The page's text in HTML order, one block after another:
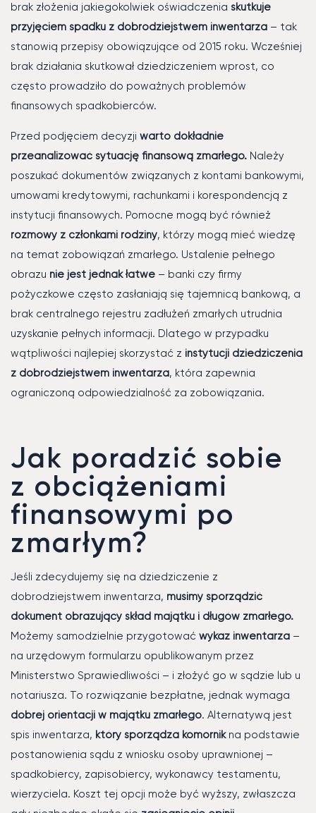
brak złożenia jakiegokolwiek oświadczenia skutkuje
przyjęciem spadku z dobrodziejstwem inwentarza – tak
stanowią przepisy obowiązujące od 2015 roku. Wcześniej
brak działania skutkował dziedziczeniem wprost, co
często prowadziło do poważnych problemów
finansowych spadkobierców.
Przed podjęciem decyzji warto dokładnie
przeanalizować sytuację finansową zmarłego. Należy
poszukać dokumentów związanych z kontami bankowymi,
umowami kredytowymi, rachunkami i korespondencją z
instytucji finansowych. Pomocne mogą być również
rozmowy z członkami rodziny, którzy mogą mieć wiedzę
na temat zobowiązań zmarłego. Ustalenie pełnego
obrazu nie jest jednak łatwe – banki czy firmy
pożyczkowe często zasłaniają się tajemnicą bankową, a
brak centralnego rejestru zadłużeń zmarłych utrudnia
uzyskanie pełnych informacji. Dlatego w przypadku
wątpliwości najlepiej skorzystać z instytucji dziedziczenia
z dobrodziejstwem inwentarza, która zapewnia
ograniczoną odpowiedzialność za zobowiązania.
Jak poradzić sobie
z obciążeniami
finansowymi po
zmarłym?
Jeśli zdecydujemy się na dziedziczenie z
dobrodziejstwem inwentarza, musimy sporządzić
dokument obrazujący skład majątku i długów zmarłego.
Możemy samodzielnie przygotować wykaz inwentarza –
na urzędowym formularzu opublikowanym przez
Ministerstwo Sprawiedliwości – i złożyć go w sądzie lub u
notariusza. To rozwiązanie bezpłatne, jednak wymaga
dobrej orientacji w majątku zmarłego. Alternatywą jest
spis inwentarza, który sporządza komornikna podstawie
postanowienia sądu z wniosku osoby uprawnionej –
spadkobiercy, zapisobiercy, wykonawcy testamentu,
wierzyciela. Koszt tej opcji może być wyższy, zwłaszcza